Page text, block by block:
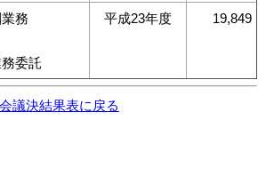
務
委託
平成23年度 19,849
議決結果表に戻る